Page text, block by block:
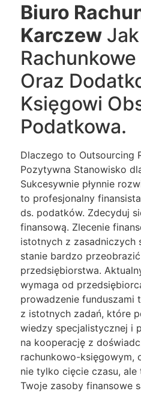
Biuro
Karczew
Oraz
Księgowi
Podatkowa.
Dlaczego to Outsourcing
Pozytywna Stanowisko
Sukcesywnie płynnie
to profesjonalny
ds. podatków. Zdecyduj
finansową. Zlecenie
istotnych z zasadniczych
stanie bardzo
przedsiębiorstwa.
wymaga od
prowadzenie funduszami
z istotnych zadań, które
wiedzy specjalistycznej i
na kooperację z
rachunkowo-księgowym,
nie tylko cięcie czasu,
Twoje zasoby finansowe